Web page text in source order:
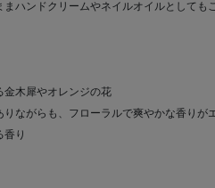
まハンドクリームやネイルオイルとしても
金木犀やオレンジの花
りながらも、フローラルで爽やかな香り
香り